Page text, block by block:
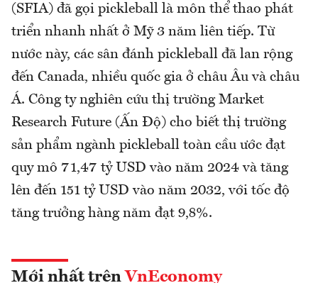
(SFIA) đã gọi pickleball là môn thể thao phát
triển nhanh nhất ở Mỹ 3 năm liên tiếp. Từ
nước này, các sân đánh pickleball đã lan rộng
đến Canada, nhiều quốc gia ở châu Âu và châu
Á. Công ty nghiên cứu thị trường Market
Research Future (Ấn Độ) cho biết thị trường
sản phẩm ngành pickleball toàn cầu ước đạt
quy mô 71,47 tỷ USD vào năm 2024 và tăng
lên đến 151 tỷ USD vào năm 2032, với tốc độ
tăng trưởng hàng năm đạt 9,8%.
Mới nhất trên VnEconomy